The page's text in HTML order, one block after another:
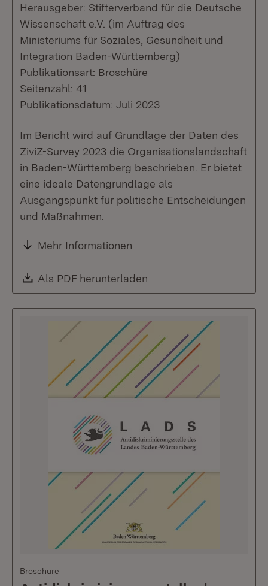
Herausgeber: Stifterverband für die Deutsche
Wissenschaft e.V. (im Auftrag des
Ministeriums für Soziales, Gesundheit und
Integration Baden-Württemberg)
Publikationsart: Broschüre
Seitenzahl: 41
Publikationsdatum: Juli 2023
Im Bericht wird auf Grundlage der Daten des
ZiviZ-Survey 2023 die Organisationslandschaft
in Baden-Württemberg beschrieben. Er bietet
eine ideale Datengrundlage als
Ausgangspunkt für politische Entscheidungen
und Maßnahmen.
Mehr Informationen
Download:
Als PDF herunterladen
Broschüre